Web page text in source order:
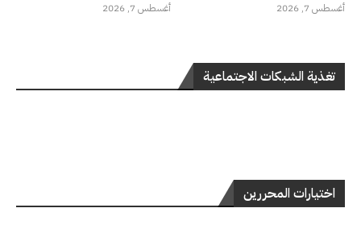
أغسطس 7, 2026 أغسطس 7, 2026
تغذية الشبكات الاجتماعية
اختيارات المحررين